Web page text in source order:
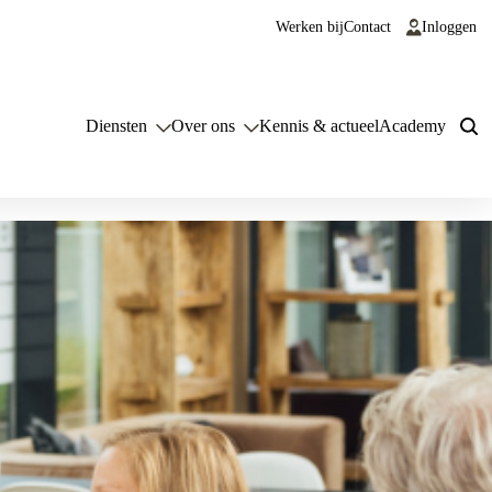
Werken bijContact Inloggen
Diensten Over ons Kennis & actueelAcademy